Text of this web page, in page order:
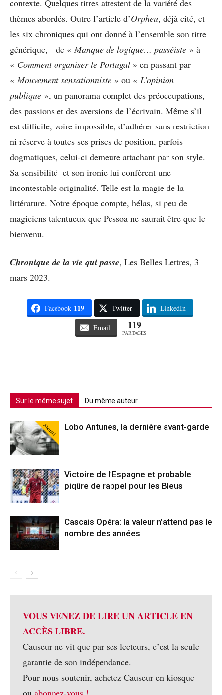
contexte. Quelques titres attestent de la variété des
thèmes abordés. Outre l’article d’Orpheu, déjà cité, et
les six chroniques qui ont donné à l’ensemble son titre
générique, de « Manque de logique… passéiste » à
« Comment organiser le Portugal » en passant par
« Mouvement sensationniste » ou « L’opinion
publique », un panorama complet des préoccupations,
des passions et des aversions de l’écrivain. Même s’il
est difficile, voire impossible, d’adhérer sans restriction
ni réserve à toutes ses prises de position, parfois
dogmatiques, celui-ci demeure attachant par son style.
Sa sensibilité et son ironie lui confèrent une
incontestable originalité. Telle est la magie de la
littérature. Notre époque compte, hélas, si peu de
magiciens talentueux que Pessoa ne saurait être que le
bienvenu.
Chronique de la vie qui passe, Les Belles Lettres, 3
mars 2023.
Facebook 119 Twitter LinkedIn
Email 119
PARTAGES
Sur le même sujet Du même auteur
Abonné Lobo Antunes, la dernière avant-garde
Victoire de l’Espagne et probable
piqûre de rappel pour les Bleus
Cascais Opéra: la valeur n’attend pas le
nombre des années
VOUS VENEZ DE LIRE UN ARTICLE EN
ACCÈS LIBRE.
Causeur ne vit que par ses lecteurs, c’est la seule
garantie de son indépendance.
Pour nous soutenir, achetez Causeur en kiosque
ou abonnez-vous !